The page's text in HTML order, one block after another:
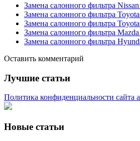
Замена салонного фильтра
Замена салонного фильтра
Замена салонного фильтра
Замена салонного фильтра
Замена салонного фильтра
Оставить комментарий
Лучшие статьи
Политика конфиденциальности сайта
Новые статьи